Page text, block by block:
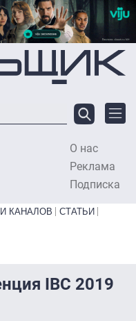
О нас
Реклама
Подписка
КАНАЛОВ
СТАТЬИ
IBC 2019